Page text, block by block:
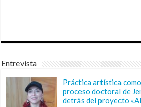
Entrevista
Práctica artística
proceso doctoral de
detrás del proyecto